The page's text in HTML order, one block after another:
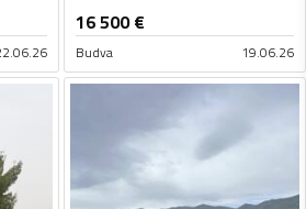
16 500€
Budva 19.06.26